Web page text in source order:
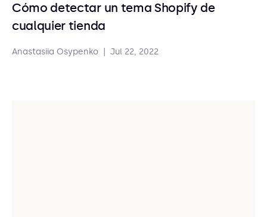
Cómo detectar un tema Shopify de
cualquier tienda
Anastasiia Osypenko Jul 22, 2022